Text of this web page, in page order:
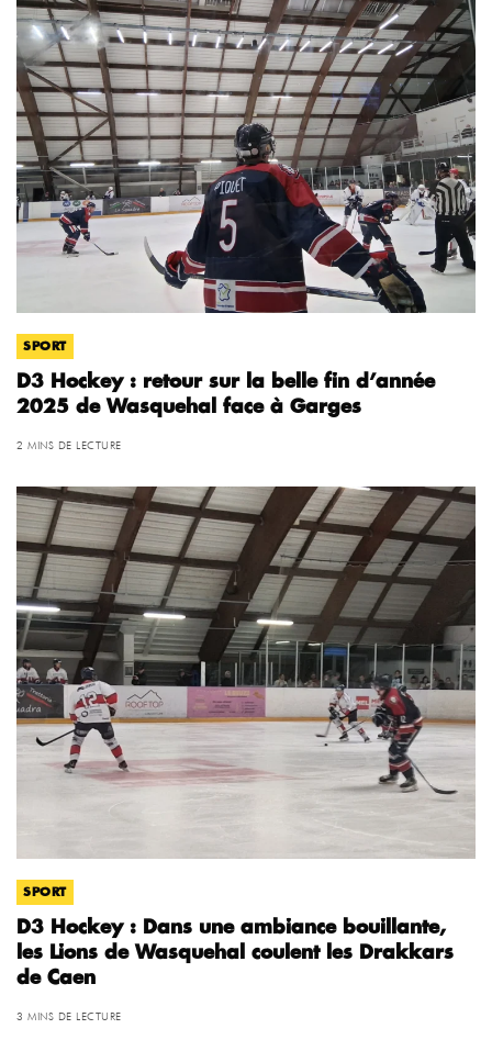
SPORT
D3 Hockey : retour sur la belle fin d’année
2025 de Wasquehal face à Garges
2 MINS DE LECTURE
SPORT
D3 Hockey : Dans une ambiance bouillante,
les Lions de Wasquehal coulent les Drakkars
de Caen
3 MINS DE LECTURE